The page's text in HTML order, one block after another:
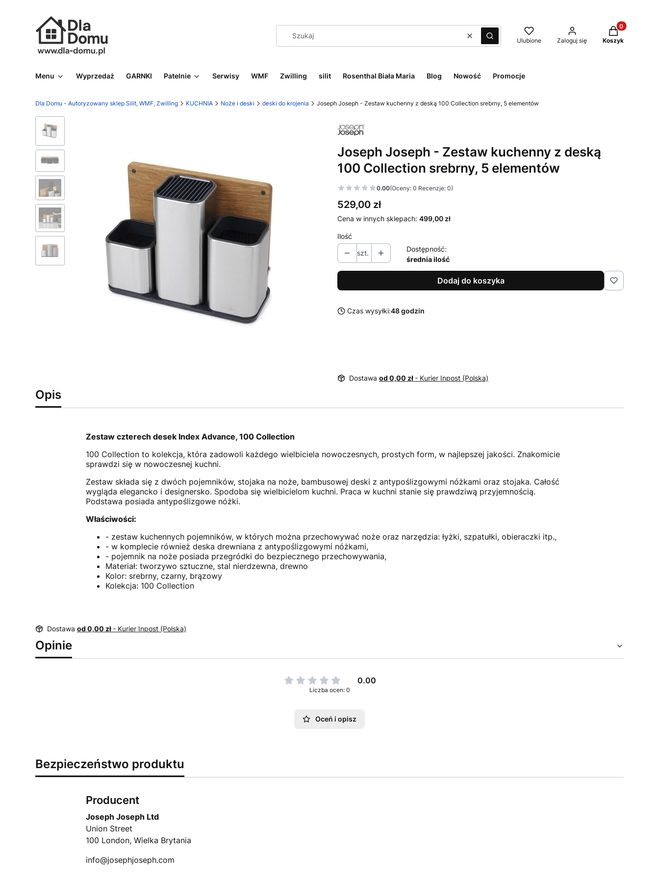
WyczyśćSzukaj Ulubione Zaloguj się
Produkty w
Koszyk
Menu Wyprzedaż GARNKI Patelnie Serwisy WMF Zwilling silit Rosenthal Biała Maria Blog Nowość Promocje
Dla Domu - Autoryzowany sklep Silit, WMF, Zwilling KUCHNIA Noże i deski deski do krojenia Joseph Joseph - Zestaw kuchenny z deską 100 Collection srebrny, 5 elementów
Joseph Joseph - Zestaw kuchenny z deską
100 Collection srebrny, 5 elementów
0.00(Oceny: 0 Recenzje: 0)
Cena
529,00 zł
Cena w innych sklepach: 499,00 zł
Ilość
szt.
Dostępność:
średnia ilość
Dodaj do koszyka
Czas wysyłki:48 godzin
Dostawa od 0,00 zł - Kurier Inpost (Polska)
Opis
Zestaw czterech desek Index Advance, 100 Collection
100 Collection to kolekcja, która zadowoli każdego wielbiciela nowoczesnych, prostych form, w najlepszej jakości. Znakomicie
sprawdzi się w nowoczesnej kuchni.
Zestaw składa się z dwóch pojemników, stojaka na noże, bambusowej deski z antypoślizgowymi nóżkami oraz stojaka. Całość
wygląda elegancko i designersko. Spodoba się wielbicielom kuchni. Praca w kuchni stanie się prawdziwą przyjemnością.
Podstawa posiada antypoślizgowe nóżki.
Właściwości:
- zestaw kuchennych pojemników, w których można przechowywać noże oraz narzędzia: łyżki, szpatułki, obieraczki itp.,
- w komplecie również deska drewniana z antypoślizgowymi nóżkami,
- pojemnik na noże posiada przegródki do bezpiecznego przechowywania,
Materiał: tworzywo sztuczne, stal nierdzewna, drewno
Kolor: srebrny, czarny, brązowy
Kolekcja: 100 Collection
Dostawa od 0,00 zł - Kurier Inpost (Polska)
Opinie
0.00
Liczba ocen: 0
Oceń i opisz
Bezpieczeństwo produktu
Producent
Joseph Joseph Ltd
Union Street
100 London, Wielka Brytania
info@josephjoseph.com